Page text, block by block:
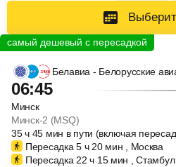
Белавиа - Белорусские
06:45
Минск
Минск-2 (MSQ)
35ч45 мин в пути (включая
Пересадка 5 ч20 мин , Москва
Пересадка 22ч 15 мин , Стамбул